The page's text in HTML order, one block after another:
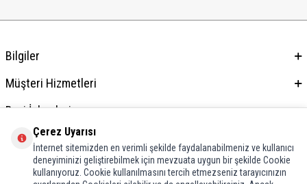
Bilgiler
Müşteri Hizmetleri
Bayi İşlemleri
Adres & İletişim
Çerez Uyarısı
İnternet sitemizden en verimli şekilde faydalanabilmeniz ve kullanıcı
deneyiminizi geliştirebilmek için mevzuata uygun bir şekilde Cookie
kullanıyoruz. Cookie kullanılmasını tercih etmezseniz tarayıcınızın